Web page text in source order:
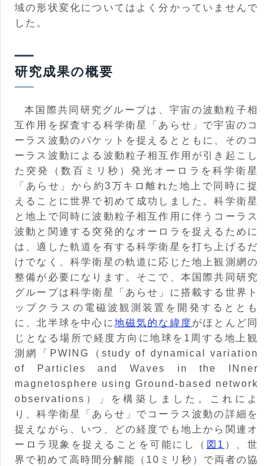
域の形状変化についてはよく分かっていませんで
した。
研究成果の概要
本国際共同研究グループは、宇宙の波動粒子相
互作用を探査する科学衛星「あらせ」で宇宙のコ
ーラス波動のパケットを捉えるとともに、そのコ
ーラス波動による波動粒子相互作用が引き起こし
た突発（数百ミリ秒）発光オーロラを科学衛星
「あらせ」から約3万キロ離れた地上で同時に捉
えることに世界で初めて成功しました。科学衛星
と地上で同時に波動粒子相互作用に伴うコーラス
波動と関連する突発的なオーロラを捉えるために
は、適した軌道を有する科学衛星を打ち上げるだ
けでなく、科学衛星の軌道に応じた地上観測網の
整備が必要になります。そこで、本国際共同研究
グループは科学衛星「あらせ」に搭載する世界ト
ップクラスの電磁波観測装置を開発するととも
に、北半球を中心に 地磁気的な緯度がほとんど同
じとなる場所で経度方向に地球を1周する地上観
測網「PWING（study of dynamical variation
of Particles and Waves in the INner
magnetosphere using Ground-based network
observations）」を構築しました。これによ
り、科学衛星「あらせ」でコーラス波動の詳細を
捉えながら、いつ、どの経度でも地上から関連オ
ーロラ現象を捉えることを可能にし（ 図1 ）、世
界で初めて高時間分解能（10ミリ秒）で両者の協